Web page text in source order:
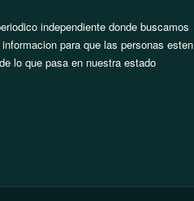
independiente donde buscamos
para que las personas esten
lo que pasa en nuestra estado